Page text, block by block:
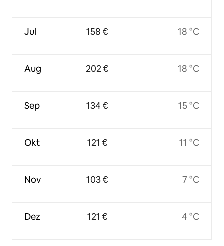
Jul
Aug
Sep
Okt
Nov
Dez
158 €
202 €
134 €
121 €
103 €
121 €
18 °C
18 °C
15 °C
11 °C
7 °C
4 °C